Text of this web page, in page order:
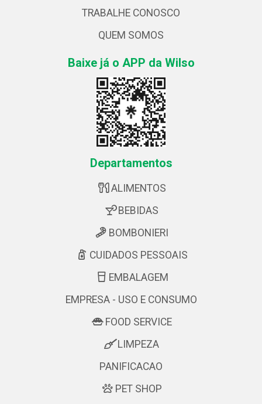
TRABALHE CONOSCO
QUEM SOMOS
Baixe já o APP da Wilso
Departamentos
ALIMENTOS
BEBIDAS
BOMBONIERI
CUIDADOS PESSOAIS
EMBALAGEM
EMPRESA - USO E CONSUMO
FOOD SERVICE
LIMPEZA
PANIFICACAO
PET SHOP